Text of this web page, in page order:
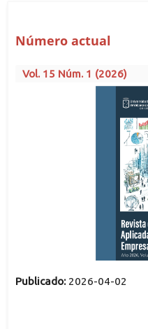
Número actual
Vol. 15 Núm. 1 (2026)
Publicado: 2026-04-02